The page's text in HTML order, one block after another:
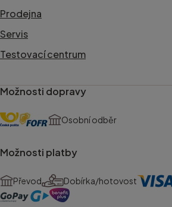
Prodejna
Servis
Testovací centrum
Možnosti dopravy
Osobní odběr
Možnosti platby
Převod Dobírka/hotovost